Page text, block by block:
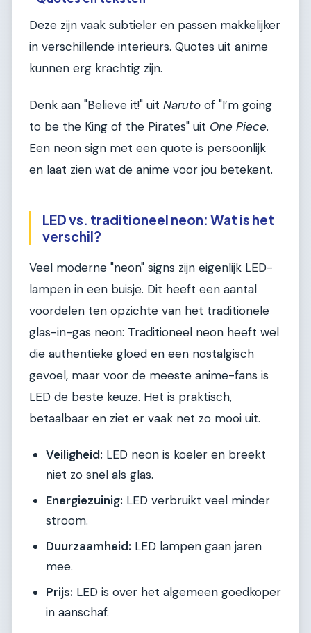
Deze zijn vaak subtieler en passen makkelijker
in verschillende interieurs. Quotes uit anime
kunnen erg krachtig zijn.
Denk aan "Believe it!" uit Naruto of "I’m going
to be the King of the Pirates" uit One Piece.
Een neon sign met een quote is persoonlijk
en laat zien wat de anime voor jou betekent.
LED vs. traditioneel neon: Wat is het
verschil?
Veel moderne "neon" signs zijn eigenlijk LED-
lampen in een buisje. Dit heeft een aantal
voordelen ten opzichte van het traditionele
glas-in-gas neon: Traditioneel neon heeft wel
die authentieke gloed en een nostalgisch
gevoel, maar voor de meeste anime-fans is
LED de beste keuze. Het is praktisch,
betaalbaar en ziet er vaak net zo mooi uit.
Veiligheid: LED neon is koeler en breekt
niet zo snel als glas.
Energiezuinig: LED verbruikt veel minder
stroom.
Duurzaamheid: LED lampen gaan jaren
mee.
Prijs: LED is over het algemeen goedkoper
in aanschaf.